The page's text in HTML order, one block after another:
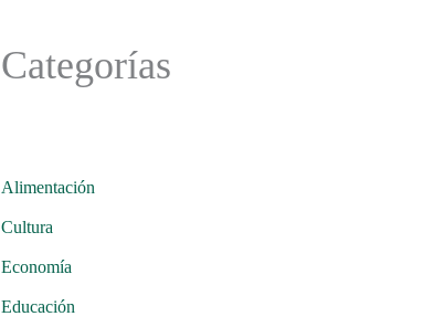
Categorías
Alimentación
Cultura
Economía
Educación